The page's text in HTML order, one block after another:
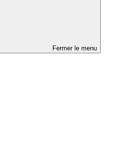
Fermer le menu